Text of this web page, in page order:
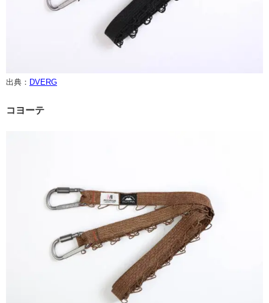
出典： DVERG
コヨーテ